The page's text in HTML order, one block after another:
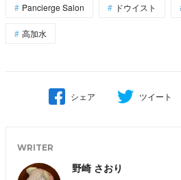
Pancierge Salon ドウイスト
高加水
シェア ツイート
WRITER
野崎 さおり